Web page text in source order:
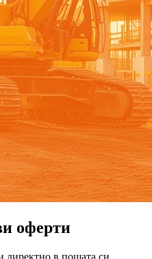
оферти
директно в пощата си.